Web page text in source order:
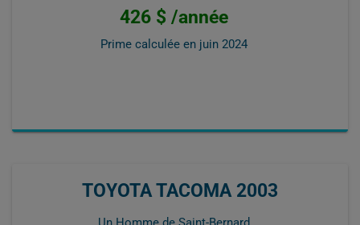
426 $ /année
Prime calculée en juin 2024
TOYOTA TACOMA 2003